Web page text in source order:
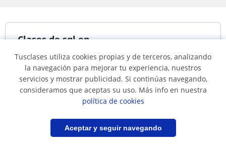
Guardar búsqueda
Clases de sql en...
Clases de sql en Bogotá
Clases de sql en
Medellín
Lenguajes de programación
Tusclases utiliza cookies propias y de terceros, analizando
la navegación para mejorar tu experiencia, nuestros
servicios y mostrar publicidad. Si continúas navegando,
consideramos que aceptas su uso. Más info en nuestra
política de cookies
Aceptar y seguir navegando